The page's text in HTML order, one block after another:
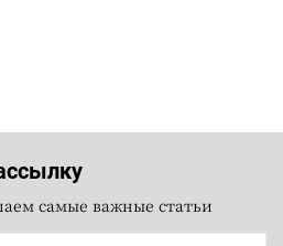
самые важные статьи